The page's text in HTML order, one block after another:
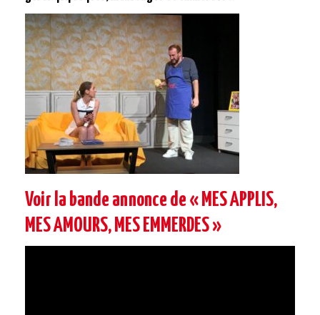
Voir la bande annonce de « MES APPLIS,
MES AMOURS, MES EMMERDES »